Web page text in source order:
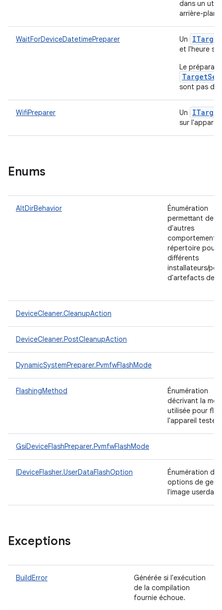
dans un
arrière-plan.
WaitForDeviceDatetimePreparer Un ITarget
et l'heure
Le
sont pas
WifiPreparer Un ITarget
sur
Enums
AltDirBehavior
Énumération
permettant de
d'autres
comportements
répertoire pour
différents
installateurs/
d'artefacts de
DeviceCleaner.CleanupAction
DeviceCleaner.PostCleanupAction
DynamicSystemPreparer.PvmfwFlashMode
FlashingMethod
Énumération
décrivant la
utilisée pour
l'appareil testé.
GsiDeviceFlashPreparer.PvmfwFlashMode
IDeviceFlasher.UserDataFlashOption
Énumération des
options de
l'image userdata
Exceptions
BuildError
Générée si l'exécution
de la compilation
fournie échoue.